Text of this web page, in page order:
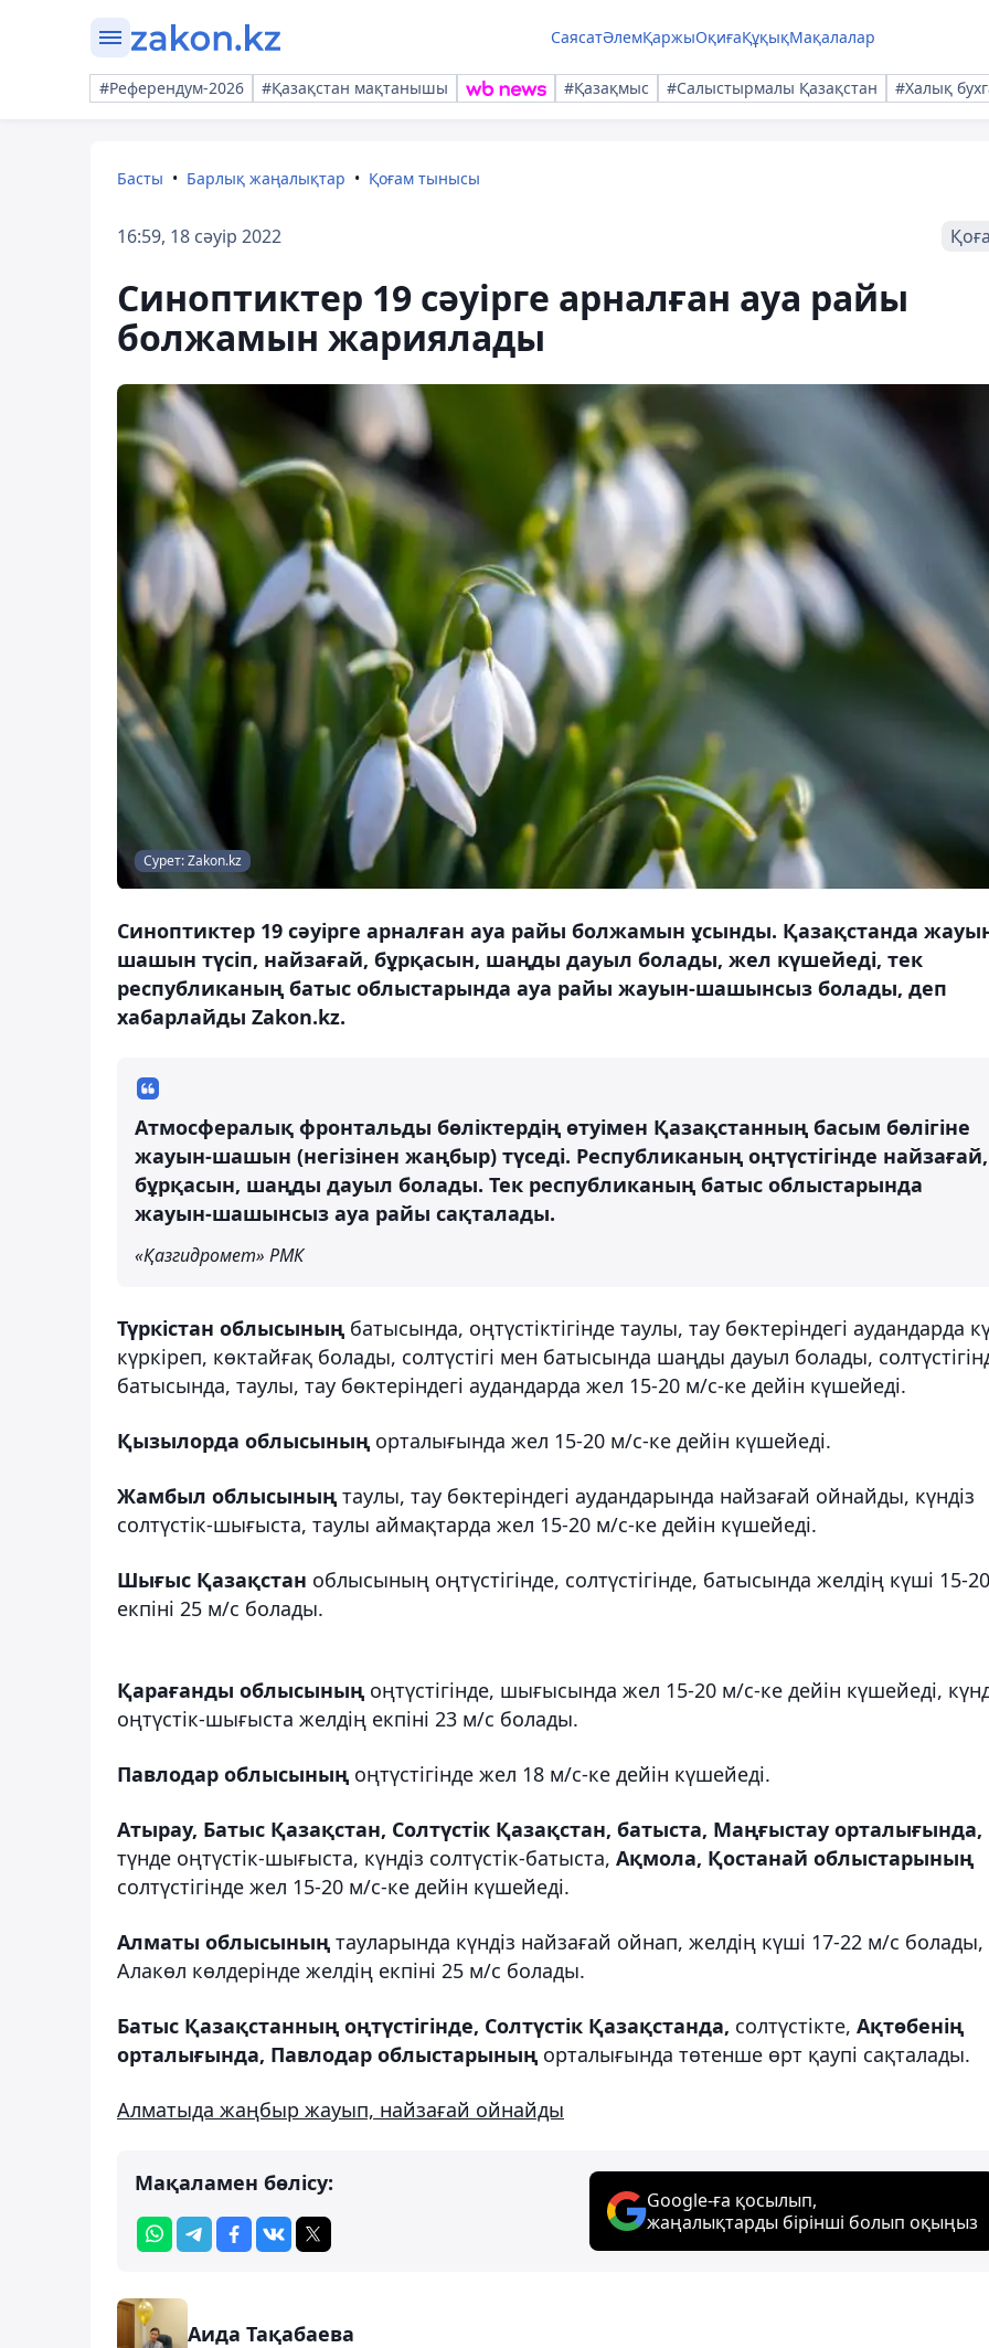
СаясатӘлемҚаржыОқиғаҚұқықМақалалар
#Референдум-2026 #Қазақстан мақтанышы #Қазақмыс #Салыстырмалы Қазақстан #Халық
Басты Барлық жаңалықтар Қоғам тынысы
16:59, 18 сәуір 2022
Синоптиктер 19 сәуірге арналған ауа райы
болжамын жариялады
Сурет: Zakon.kz
Синоптиктер 19 сәуірге арналған ауа райы болжамын ұсынды. Қазақстанда
шашын түсіп, найзағай, бұрқасын, шаңды дауыл болады, жел күшейеді, тек
республиканың батыс облыстарында ауа райы жауын-шашынсыз болады, деп
хабарлайды Zakon.kz.
Атмосфералық фронтальды бөліктердің өтуімен Қазақстанның басым бөлігіне
жауын-шашын (негізінен жаңбыр) түседі. Республиканың оңтүстігінде найзағай,
бұрқасын, шаңды дауыл болады. Тек республиканың батыс облыстарында
жауын-шашынсыз ауа райы сақталады.
«Қазгидромет» РМК
Түркістан облысының батысында, оңтүстіктігінде таулы, тау бөктеріндегі аудандарда
күркіреп, көктайғақ болады, солтүстігі мен батысында шаңды дауыл болады,
батысында, таулы, тау бөктеріндегі аудандарда жел 15-20 м/с-ке дейін күшейеді.
Қызылорда облысының орталығында жел 15-20 м/с-ке дейін күшейеді.
Жамбыл облысының таулы, тау бөктеріндегі аудандарында найзағай ойнайды, күндіз
солтүстік-шығыста, таулы аймақтарда жел 15-20 м/с-ке дейін күшейеді.
Шығыс Қазақстан облысының оңтүстігінде, солтүстігінде, батысында желдің күші 15-
екпіні 25 м/с болады.
Қарағанды ​​облысының оңтүстігінде, шығысында жел 15-20 м/с-ке дейін күшейеді,
оңтүстік-шығыста желдің екпіні 23 м/с болады.
Павлодар облысының оңтүстігінде жел 18 м/с-ке дейін күшейеді.
Атырау, Батыс Қазақстан, Солтүстік Қазақстан, батыста, Маңғыстау орталығында,
түнде оңтүстік-шығыста, күндіз солтүстік-батыста, Ақмола, Қостанай облыстарының
солтүстігінде жел 15-20 м/с-ке дейін күшейеді.
Алматы облысының тауларында күндіз найзағай ойнап, желдің күші 17-22 м/с болады,
Алакөл көлдерінде желдің екпіні 25 м/с болады.
Батыс Қазақстанның оңтүстігінде, Солтүстік Қазақстанда, солтүстікте, Ақтөбенің
орталығында, Павлодар облыстарының орталығында төтенше өрт қаупі сақталады.
Алматыда жаңбыр жауып, найзағай ойнайды
Мақаламен бөлісу:
Google-ға қосылып,
жаңалықтарды бірінші болып оқыңыз
Аида Тақабаева